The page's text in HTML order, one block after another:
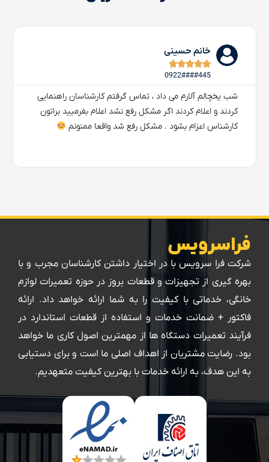
خانم حسینی





0922####445
شب یخچالم آلارم می داد ، تماس گرفتم کارشناسان راهنمایی
کردند و اعلام کردند اگر مشکل رفع نشد اعلام بفرمیید براتون
کارشناس اعزام بشود . مشکل رفع شد واقعا ممنونم
فراسرویس
شرکت فرا سرویس با در اختیار داشتن کارشناسان مجرب و با
بهره گیری از تجهیزات و قطعات بروز در حوزه تعمیرات لوازم
خانگی، خدماتی با کیفیت را به شما ارائه خواهد داد. ارائه
فاکتور + ضمانت خدمات و استفاده از قطعات استاندارد در
فرآیند تعمیرات دستگاه ها از مهمترین اصول کاری ما خواهد
بود. رضایت مشتریان از اهداف اصلی ما است و برای دستیابی
به این هدف، به ارائه خدمات با بهترین کیفیت متعهدیم.